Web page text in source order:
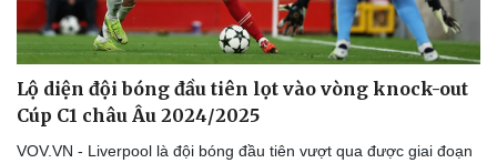
Lộ diện đội bóng đầu tiên lọt vào vòng knock-out
Cúp C1 châu Âu 2024/2025
VOV.VN - Liverpool là đội bóng đầu tiên vượt qua được giai đoạn